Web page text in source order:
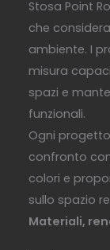
Stosa Point
che
ambiente. I
misura
spazi e
funzionali.
Ogni
confronto
colori e
sullo spazio
Materiali,